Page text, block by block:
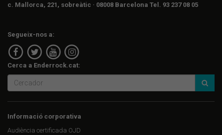
c. Mallorca, 221, sobreàtic · 08008 Barcelona Tel. 93 237 08 05
Segueix-nos a:
Cerca a Enderrock.cat:
Informació corporativa
Audiència certificada OJD